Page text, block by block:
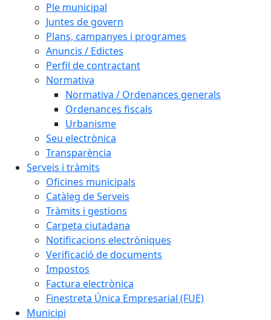
Ple municipal
Juntes de govern
Plans, campanyes i programes
Anuncis / Edictes
Perfil de contractant
Normativa
Normativa / Ordenances generals
Ordenances fiscals
Urbanisme
Seu electrònica
Transparència
Serveis i tràmits
Oficines municipals
Catàleg de Serveis
Tràmits i gestions
Carpeta ciutadana
Notificacions electròniques
Verificació de documents
Impostos
Factura electrònica
Finestreta Única Empresarial (FUE)
Municipi